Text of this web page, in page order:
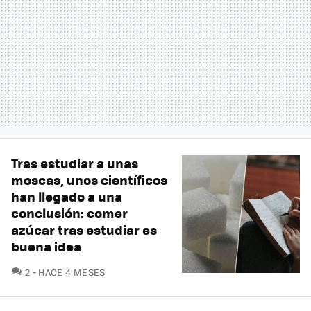
Tras estudiar a unas
moscas, unos científicos
han llegado a una
conclusión: comer
azúcar tras estudiar es
buena idea
2 COMENTARIOS
HACE 4 MESES